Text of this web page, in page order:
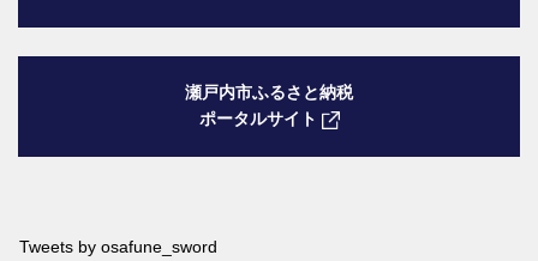
瀬戸内市ふるさと納税
ポータルサイト
Tweets by osafune_sword